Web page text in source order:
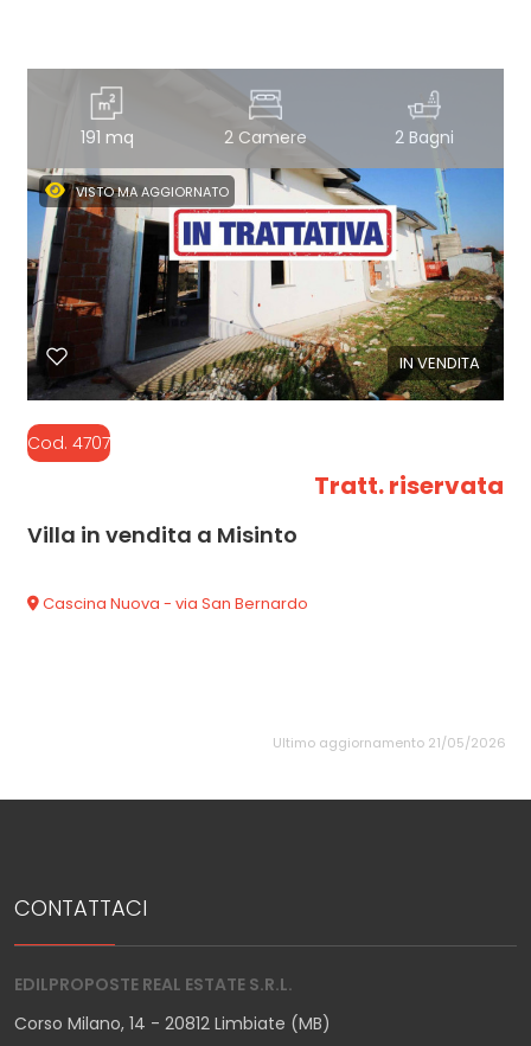
191 mq 2 Camere 2 Bagni
IN VENDITA
VISTO MA AGGIORNATO
Cod. 4707
Tratt. riservata
Villa in vendita a Misinto
Cascina Nuova - via San Bernardo
Ultimo aggiornamento 21/05/2026
CONTATTACI
EDILPROPOSTE REAL ESTATE S.R.L.
Corso Milano, 14 - 20812 Limbiate (MB)